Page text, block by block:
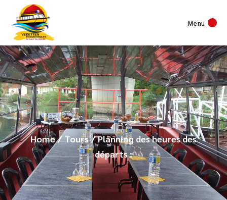
Menu
Home Tours
Planning des heures des
départs :